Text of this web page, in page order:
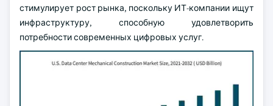
стимулирует рост рынка, поскольку ИТ-компании ищут
инфраструктуру, способную удовлетворить
потребности современных цифровых услуг.